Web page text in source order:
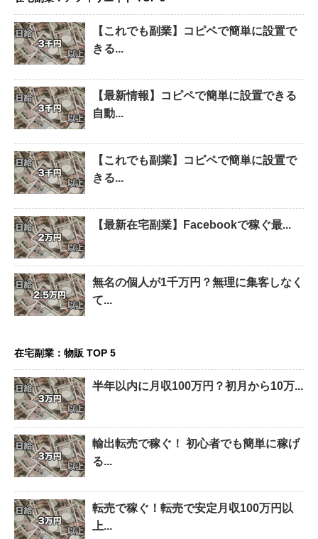
【これでも副業】コピペで簡単に設置で
きる...
【最新情報】コピペで簡単に設置できる
自動...
【これでも副業】コピペで簡単に設置で
きる...
【最新在宅副業】Facebookで稼ぐ最...
無名の個人が1千万円？無理に集客しなく
て...
在宅副業：物販 TOP 5
半年以内に月収100万円？初月から10万...
輸出転売で稼ぐ！ 初心者でも簡単に稼げ
る...
転売で稼ぐ！転売で安定月収100万円以
上...